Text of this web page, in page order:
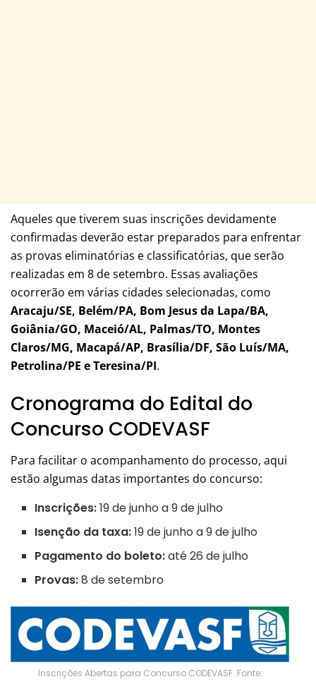
Aqueles que tiverem suas inscrições devidamente
confirmadas deverão estar preparados para enfrentar
as provas eliminatórias e classificatórias, que serão
realizadas em 8 de setembro. Essas avaliações
ocorrerão em várias cidades selecionadas, como
Aracaju/SE, Belém/PA, Bom Jesus da Lapa/BA,
Goiânia/GO, Maceió/AL, Palmas/TO, Montes
Claros/MG, Macapá/AP, Brasília/DF, São Luís/MA,
Petrolina/PE e Teresina/PI.
Cronograma do Edital do
Concurso CODEVASF
Para facilitar o acompanhamento do processo, aqui
estão algumas datas importantes do concurso:
Inscrições:19 de junho a 9 de julho
Isenção da taxa:19 de junho a 9 de julho
Pagamento do boleto:até 26 de julho
Provas:8 de setembro
Inscrições Abertas para Concurso CODEVASF. Fonte: